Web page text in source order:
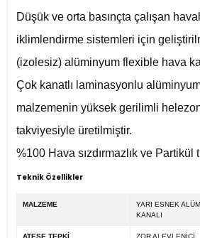
Düşük ve orta basınçta çalışan
iklimlendirme sistemleri için
(izolesiz) alüminyum flexible hava
Çok kanatlı laminasyonlu
malzemenin yüksek gerilimli
takviyesiyle üretilmiştir.
%100 Hava sızdırmazlık ve
Teknik Özellikler
MALZEME
YARI ESNEK
KANALI
ATEŞE TEPKİ ZOR ALEVLENİCİ